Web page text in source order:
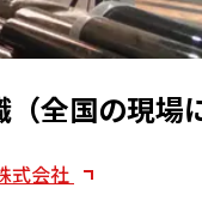
全国の現場
式会社